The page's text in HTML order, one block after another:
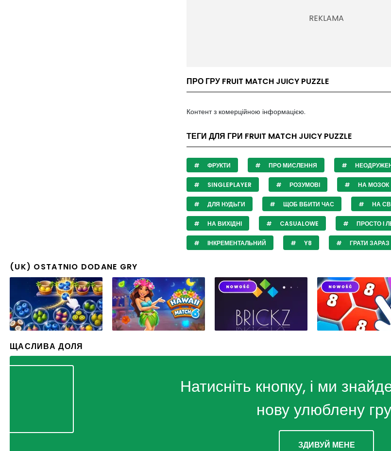
ПРО ГРУ FRUIT MATCH JUICY PUZZLE
Контент з комерційною інформацією.
ТЕГИ ДЛЯ ГРИ FRUIT MATCH JUICY PUZZLE
ФРУКТИ ПРО МИСЛЕННЯ
SINGLEPLAYER РОЗУМОВІ НА МОЗОК
ДЛЯ НУДЬГИ ЩОБ ВБИТИ ЧАС НА
НА ВИХІДНІ CASUALOWE ПРОСТО І
ІНКРЕМЕНТАЛЬНИЙ Y8 ГРАТИ ЗАРАЗ
(UK) OSTATNIO DODANE GRY
ЩАСЛИВА ДОЛЯ
Натисніть кнопку, і ми
нову улюблену
ЗДИВУЙ МЕНЕ